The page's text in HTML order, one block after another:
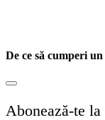
De ce să cumperi
Abonează-te